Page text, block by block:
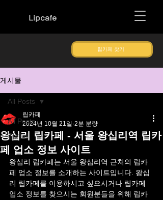
Lipcafe
립카페 찾기
게시물
All Posts
립카페
All Posts
왕십리 립카페 - 서울 왕십리역 립카
페 업소 정보 사이트
립카페
2024년 10월 21일 2분 분량
왕십리 립카페는 서울 왕십리역 근처의 립카
페 업소 정보를 소개하는 사이트입니다. 왕십
리 립카페를 이용하시고 싶으시거나 립카페
업소 정보를 찾으시는 회원분들을 위해 립카